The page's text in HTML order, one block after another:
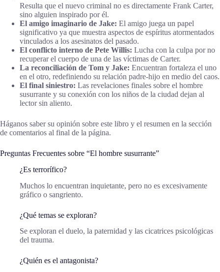
Resulta que el nuevo criminal no es directamente Frank Carter,
sino alguien inspirado por él.
El amigo imaginario de Jake: El amigo juega un papel
significativo ya que muestra aspectos de espíritus atormentados
vinculados a los asesinatos del pasado.
El conflicto interno de Pete Willis: Lucha con la culpa por no
recuperar el cuerpo de una de las víctimas de Carter.
La reconciliación de Tom y Jake: Encuentran fortaleza el uno
en el otro, redefiniendo su relación padre-hijo en medio del caos.
El final siniestro: Las revelaciones finales sobre el hombre
susurrante y su conexión con los niños de la ciudad dejan al
lector sin aliento.
Háganos saber su opinión sobre este libro y el resumen en la sección
de comentarios al final de la página.
Preguntas Frecuentes sobre “El hombre susurrante”
¿Es terrorífico?
Muchos lo encuentran inquietante, pero no es excesivamente
gráfico o sangriento.
¿Qué temas se exploran?
Se exploran el duelo, la paternidad y las cicatrices psicológicas
del trauma.
¿Quién es el antagonista?